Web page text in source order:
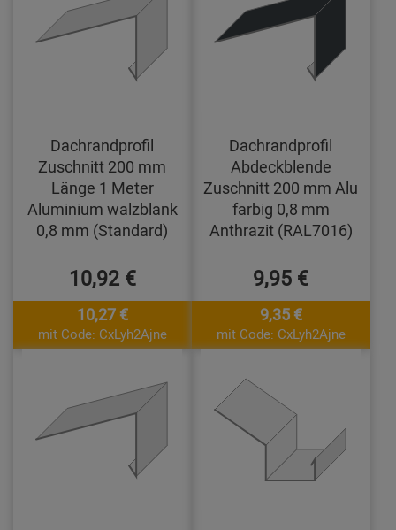
Dachrandprofil
Zuschnitt 200 mm
Länge 1 Meter
Aluminium walzblank
0,8 mm (Standard)
10,92 €
10,27 €
mit Code: CxLyh2Ajne
Dachrandprofil
Abdeckblende
Zuschnitt 200 mm Alu
farbig 0,8 mm
Anthrazit (RAL7016)
9,95 €
9,35 €
mit Code: CxLyh2Ajne